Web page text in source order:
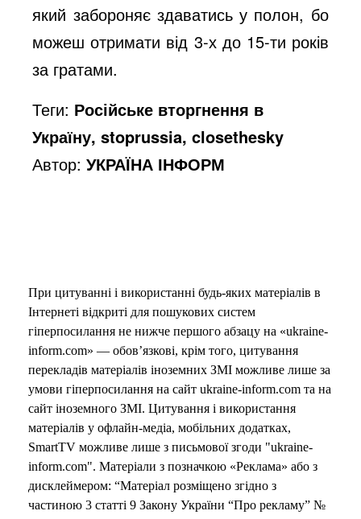
який забороняє здаватись у полон, бо
можеш отримати від 3-х до 15-ти років
за гратами.
Теги: Російське вторгнення в
Україну, stoprussia, closethesky
Автор:УКРАЇНА ІНФОРМ
При цитуванні і використанні будь-яких матеріалів в
Інтернеті відкриті для пошукових систем
гіперпосилання не нижче першого абзацу на «ukraine-
inform.com» — обов’язкові, крім того, цитування
перекладів матеріалів іноземних ЗМІ можливе лише за
умови гіперпосилання на сайт ukraine-inform.com та на
сайт іноземного ЗМІ. Цитування і використання
матеріалів у офлайн-медіа, мобільних додатках,
SmartTV можливе лише з письмової згоди "ukraine-
inform.com". Матеріали з позначкою «Реклама» або з
дисклеймером: “Матеріал розміщено згідно з
частиною 3 статті 9 Закону України “Про рекламу” №